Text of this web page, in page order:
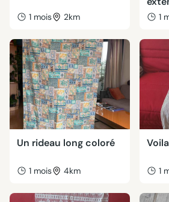
1 mois 2km 1
Un rideau long coloré
1 mois 4km 1